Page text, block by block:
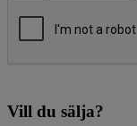
Vill du sälja?